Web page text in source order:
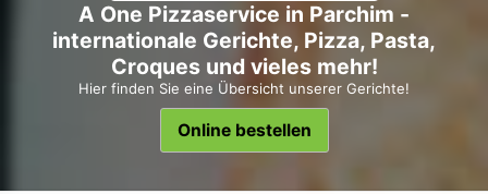
A One Pizzaservice in Parchim -
internationale Gerichte, Pizza, Pasta,
Croques und vieles mehr!
Hier finden Sie eine Übersicht unserer Gerichte!
Online bestellen